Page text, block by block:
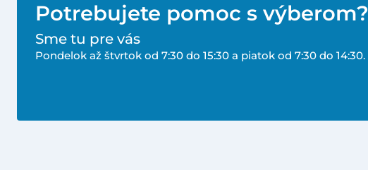
Potrebujete pomoc s výberom?
Sme tu pre vás
Pondelok až štvrtok od 7:30 do 15:30 a piatok od 7:30 do 14:30.